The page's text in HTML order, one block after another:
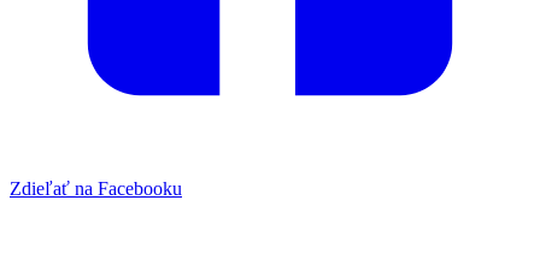
Zdieľať na Facebooku